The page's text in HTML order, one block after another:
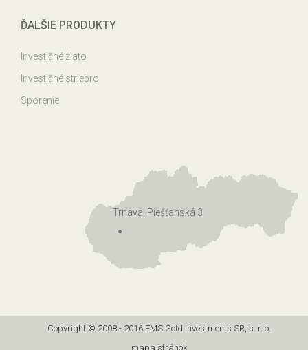
ĎALŠIE PRODUKTY
Investičné zlato
Investičné striebro
Sporenie
Trnava, Piešťanská 3
Copyright © 2008 - 2016 EMS Gold Investments SR, s. r. o.
mapa stránok